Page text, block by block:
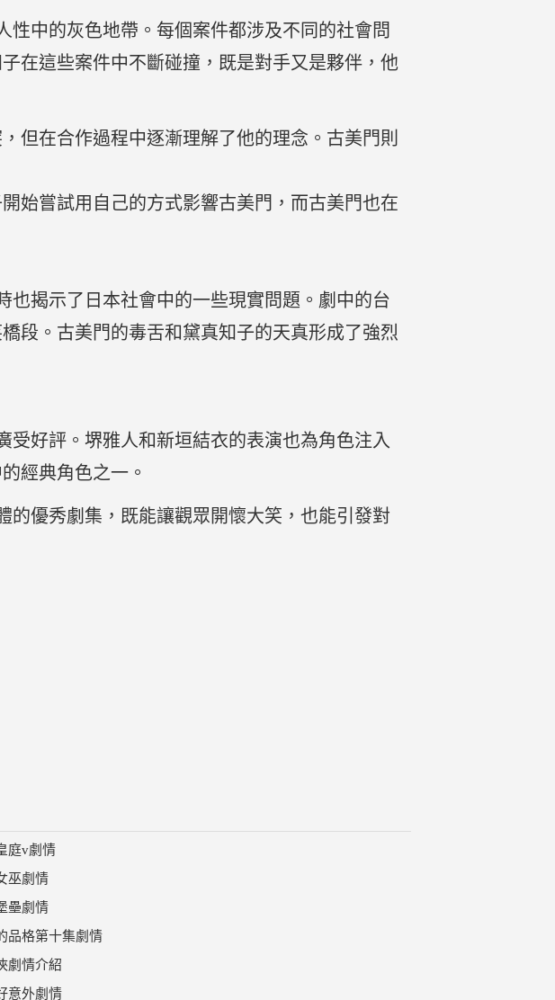
性中的灰色地帶。每個案件都涉及不同的社會問
在這些案件中不斷碰撞，既是對手又是夥伴，他
但在合作過程中逐漸理解了他的理念。古美門則
始嘗試用自己的方式影響古美門，而古美門也在
也揭示了日本社會中的一些現實問題。劇中的台
段。古美門的毒舌和黛真知子的天真形成了強烈
受好評。堺雅人和新垣結衣的表演也為角色注入
經典角色之一。
的優秀劇集，既能讓觀眾開懷大笑，也能引發對
庭v劇情
巫劇情
壘劇情
品格第十集劇情
劇情介紹
意外劇情